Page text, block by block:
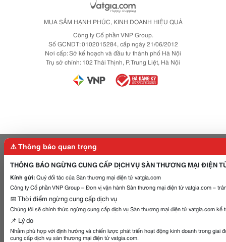
MUA SẮM HẠNH PHÚC, KINH DOANH HIỆU QUẢ
Công ty Cổ phần VNP Group.
Số GCNDT: 0102015284, cấp ngày 21/06/2012
Nơi cấp: Sở kế hoạch và đầu tư thành phố Hà Nội
Trụ sở chính: 102 Thái Thịnh, P. Trung Liệt, Hà Nội
⚠️ Thông báo quan trọng
THÔNG BÁO NGỪNG CUNG CẤP DỊCH VỤ SÀN THƯƠNG MẠI ĐIỆN
Kính gửi:Quý đối tác của Sàn thương mại điện tử vatgia.com
Công ty Cổ phần VNP Group – Đơn vị vận hành Sàn thương mại điện tử vatgia.com –
📅 Thời điểm ngừng cung cấp dịch vụ
Chúng tôi sẽ chính thức ngừng cung cấp dịch vụ Sàn thương mại điện tử vatgia.com kể
📌 Lý do
Nhằm phù hợp với định hướng và chiến lược phát triển hoạt động kinh doanh trong giai
cung cấp dịch vụ sàn thương mại điện tử vatgia.com.